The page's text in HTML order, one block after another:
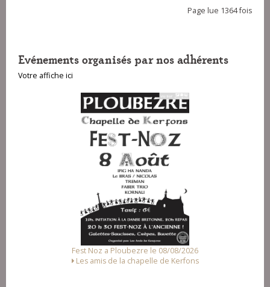
Page lue 1364 fois
Evénements organisés par nos adhérents
Votre affiche ici
Fest Noz a Ploubezre le 08/08/2026
Les amis de la chapelle de Kerfons